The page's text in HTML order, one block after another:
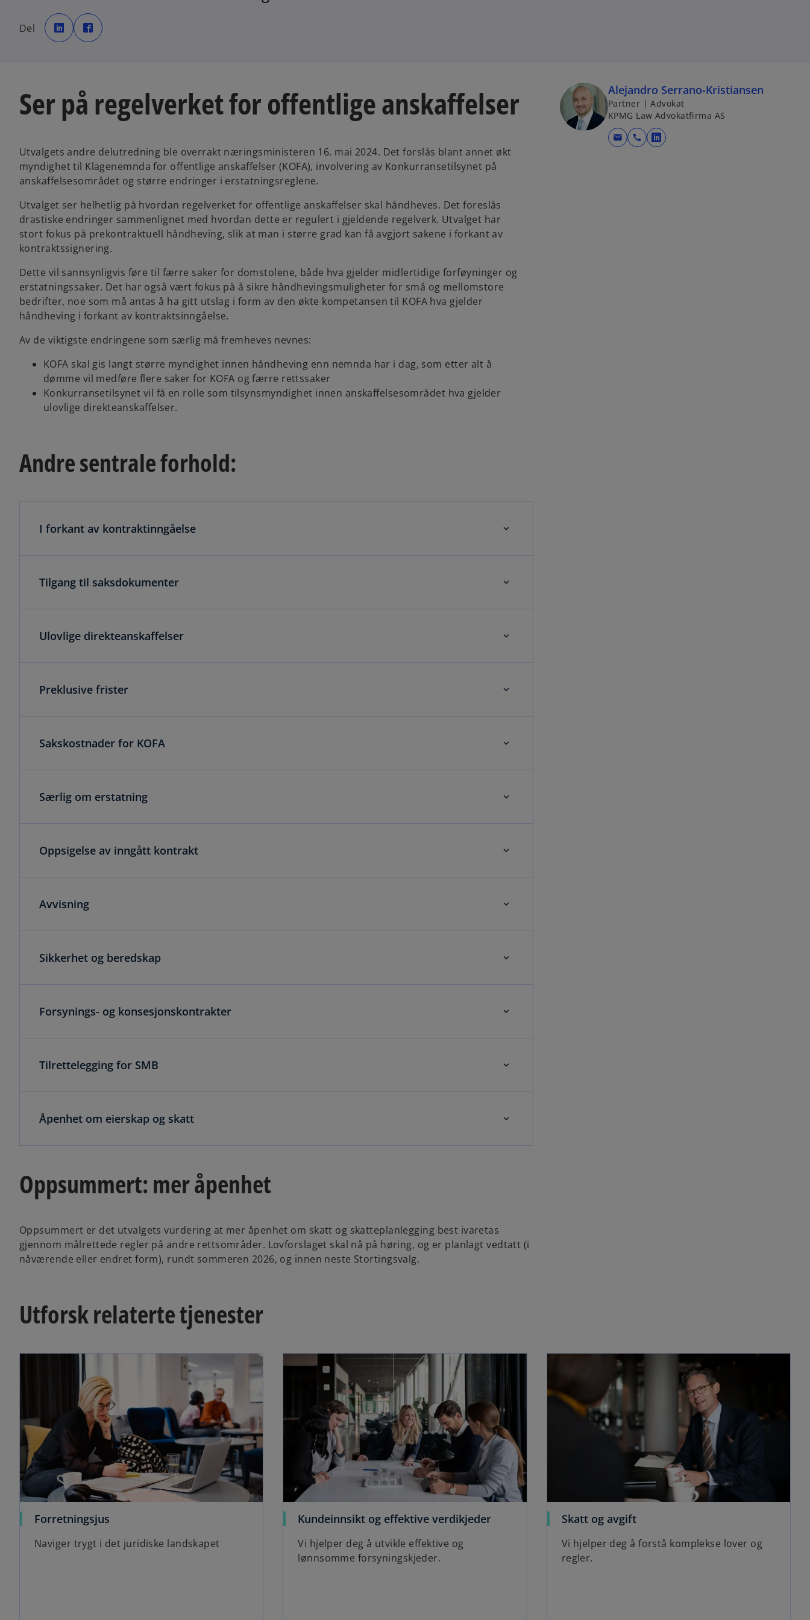
Del
o
p
e
n
a
b
p
e
a
b
Ser på regelverket for offentlige anskaffelser
Utvalgets andre delutredning ble overrakt næringsministeren 16. mai 2024. Det forslås blant annet økt
myndighet til Klagenemnda for offentlige anskaffelser (KOFA), involvering av Konkurransetilsynet på
anskaffelsesområdet og større endringer i erstatningsreglene.
Utvalget ser helhetlig på hvordan regelverket for offentlige anskaffelser skal håndheves. Det foreslås
drastiske endringer sammenlignet med hvordan dette er regulert i gjeldende regelverk. Utvalget har
stort fokus på prekontraktuell håndheving, slik at man i større grad kan få avgjort sakene i forkant av
kontraktssignering.
Dette vil sannsynligvis føre til færre saker for domstolene, både hva gjelder midlertidige forføyninger og
erstatningssaker. Det har også vært fokus på å sikre håndhevingsmuligheter for små og mellomstore
bedrifter, noe som må antas å ha gitt utslag i form av den økte kompetansen til KOFA hva gjelder
håndheving i forkant av kontraktsinngåelse.
Av de viktigste endringene som særlig må fremheves nevnes:
KOFA skal gis langt større myndighet innen håndheving enn nemnda har i dag, som etter alt å
dømme vil medføre flere saker for KOFA og færre rettssaker
Konkurransetilsynet vil få en rolle som tilsynsmyndighet innen anskaffelsesområdet hva gjelder
ulovlige direkteanskaffelser.
Alejandro Serrano-Kristiansen
Partner | Advokat
KPMG Law Advokatfirma AS
mail call
o
Andre sentrale forhold:
I forkant av kontraktinngåelse
Tilgang til saksdokumenter
Ulovlige direkteanskaffelser
Preklusive frister
Sakskostnader for KOFA
Særlig om erstatning
Oppsigelse av inngått kontrakt
Avvisning
Sikkerhet og beredskap
Forsynings- og konsesjonskontrakter
Tilrettelegging for SMB
Åpenhet om eierskap og skatt
Oppsummert: mer åpenhet
Oppsummert er det utvalgets vurdering at mer åpenhet om skatt og skatteplanlegging best ivaretas
gjennom målrettede regler på andre rettsområder. Lovforslaget skal nå på høring, og er planlagt vedtatt (i
nåværende eller endret form), rundt sommeren 2026, og innen neste Stortingsvalg.
Utforsk relaterte tjenester
Forretningsjus
Naviger trygt i det juridiske landskapet
Kundeinnsikt og effektive verdikjeder
Vi hjelper deg å utvikle effektive og
lønnsomme forsyningskjeder.
Skatt og avgift
Vi hjelper deg å forstå komplekse lover og
regler.